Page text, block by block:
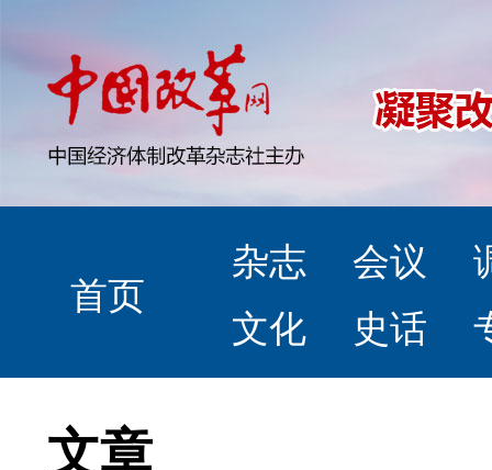
首页
杂志 会议
文化
史话
文章